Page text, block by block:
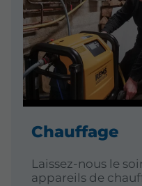
Chauffage
Laissez-nous le
appareils de